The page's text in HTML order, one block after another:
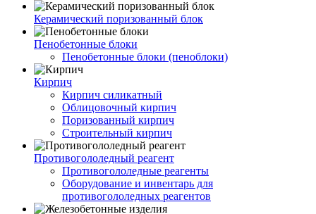
Керамический поризованный блок
Пенобетонные блоки
Пенобетонные блоки (пеноблоки)
Кирпич
Кирпич силикатный
Облицовочный кирпич
Поризованный кирпич
Строительный кирпич
Противогололедный реагент
Противогололедные реагенты
Оборудование и инвентарь для
противогололедных реагентов